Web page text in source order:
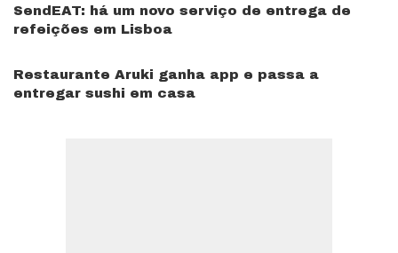
SendEAT: há um novo serviço de entrega de
refeições em Lisboa
Restaurante Aruki ganha app e passa a
entregar sushi em casa